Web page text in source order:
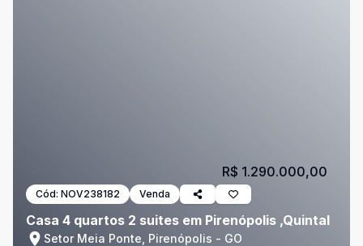
Cód: NOV238182 Venda
Casa 4 quartos 2 suites em Pirenópolis ,Quintal
Setor Meia Ponte, Pirenópolis - GO
R$ 1.290.000,00